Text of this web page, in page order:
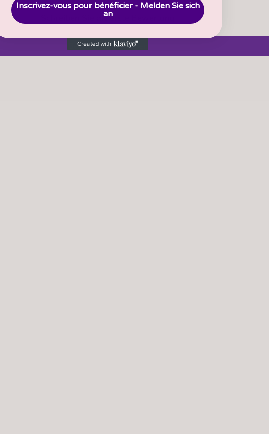
Schreiben Sie die erste Bewertung
Bewertung schreiben
Inscrivez-vous pour bénéficier - Melden Sie sich
an